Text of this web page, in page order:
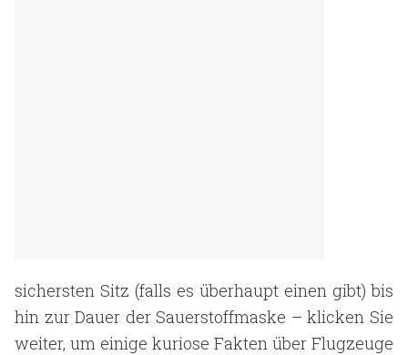
sichersten Sitz (falls es überhaupt einen gibt) bis
hin zur Dauer der Sauerstoffmaske – klicken Sie
weiter, um einige kuriose Fakten über Flugzeuge